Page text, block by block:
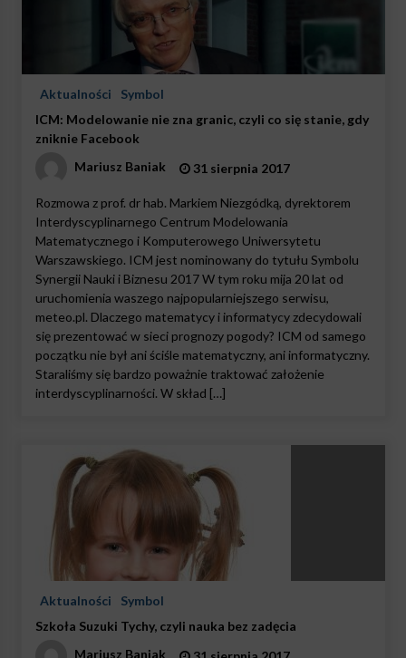
Aktualności
Symbol
ICM: Modelowanie nie zna granic, czyli co się stanie, gdy
zniknie Facebook
Mariusz Baniak
31 sierpnia 2017
Rozmowa z prof. dr hab. Markiem Niezgódką, dyrektorem
Interdyscyplinarnego Centrum Modelowania
Matematycznego i Komputerowego Uniwersytetu
Warszawskiego. ICM jest nominowany do tytułu Symbolu
Synergii Nauki i Biznesu 2017 W tym roku mija 20 lat od
uruchomienia waszego najpopularniejszego serwisu,
meteo.pl. Dlaczego matematycy i informatycy zdecydowali
się prezentować w sieci prognozy pogody? ICM od samego
początku nie był ani ściśle matematyczny, ani informatyczny.
Staraliśmy się bardzo poważnie traktować założenie
interdyscyplinarności. W skład […]
Aktualności
Symbol
Szkoła Suzuki Tychy, czyli nauka bez zadęcia
Mariusz Baniak